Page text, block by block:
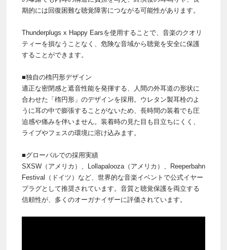
期的には回復困難な聴覚障害につながる可能性があります。
Thunderplugs x Happy Earsを使用することで、音楽のクオリ
ティーを損なうことなく、危険な音域から聴覚を安全に保護
することができます。
■独自の楕円形デザイン
適正な密閉感と遮音性能を発揮する、人間の外耳道の形状に
合わせた「楕円形」のデザインを採用。ウレタン製耳栓のよ
うに耳の中で膨張することがないため、長時間の装着でも圧
迫感や痛みを伴いません。装着時の見た目も目立ちにくく、
ライブやフェスの環境に溶け込みます。
■グローバルでの採用実績
SXSW（アメリカ）、Lollapalooza（アメリカ）、Reeperbahn
Festival（ドイツ）など、世界的な音楽イベントで公式イヤー
プラグとして推奨されています。音質と聴覚保護を両立する
信頼性が、多くのオーガナイザーに評価されています。